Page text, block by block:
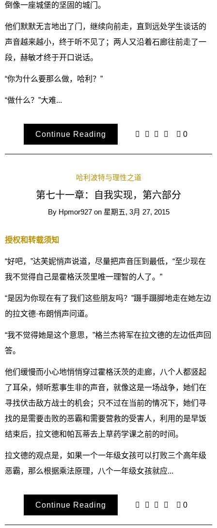
倒像一座城堡的坚固的城门。
他们默默无言地出了门，继续向前走，直到远处学生谈话的
声音越来越小，终于听不见了；两人又沿着石廊往前走了一
段，赫敏才终于开口说话。
“你为什么要那么做，哈利？”
“做什么？”大难...
Continue Reading 0
哈利波特与理性之道
第七十一章：自我实现，第六部分
By Hpmor927 on 星期五, 3月 27, 2015
授权和转载须知
“好吧，”达芙妮悄声说道，尽量把声音压到最低，“至少现在
我不觉得自己是霍格沃茨里唯一理智的人了。”
“是因为你现在有了我们这些朋友吗？”蹑手蹑脚地走在她左边
的拉文德·布朗悄声问道。
“我不觉得她是这个意思，”格兰杰将军在拉文德的左边低声回
答。
他们缓慢而小心地悄悄穿过霍格沃茨的走廊，八个人都竖起
了耳朵，倾听惹事生非的声音，就像这是一场战争，她们在
寻找伏击敌方战士的机会；只不过在当前的情况下，她们寻
找的是需要击败的恶霸和需要营救的受害人，利用的是早饭
结束后，拉文德和帕瓦蒂去上草药学课之前的时间。
拉文德的观点是，如果一个一年级女孩可以打败三个高年级
恶霸，那么根据乘法原理，八个一年级女孩就应...
Continue Reading 0